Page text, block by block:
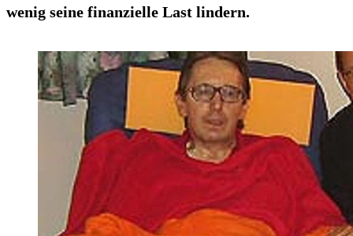
wenig seine finanzielle Last lindern.